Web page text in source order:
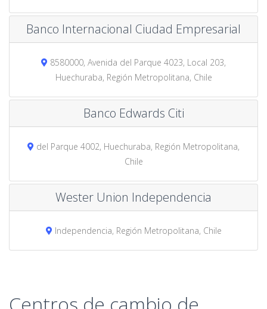
Banco Internacional Ciudad Empresarial
8580000, Avenida del Parque 4023, Local 203,
Huechuraba, Región Metropolitana, Chile
Banco Edwards Citi
del Parque 4002, Huechuraba, Región Metropolitana,
Chile
Wester Union Independencia
Independencia, Región Metropolitana, Chile